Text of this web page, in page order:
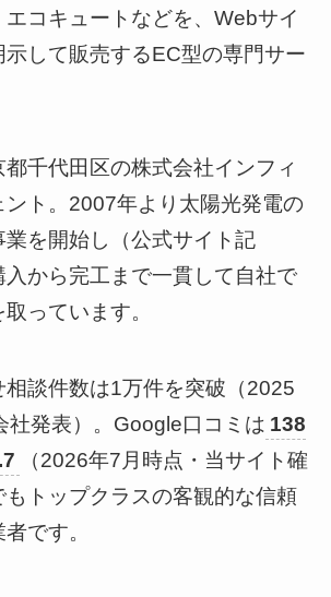
コキュートなどを、Webサイ
示して販売するEC型の専門サー
千代田区の株式会社インフィ
ント。2007年より太陽光発電の
業を開始し（公式サイト記
から完工まで一貫して自社で
っています。
相談件数は1万件を突破（2025
社発表）。Google口コミは 138
（2026年7月時点・当サイト確
トップクラスの客観的な信頼
です。